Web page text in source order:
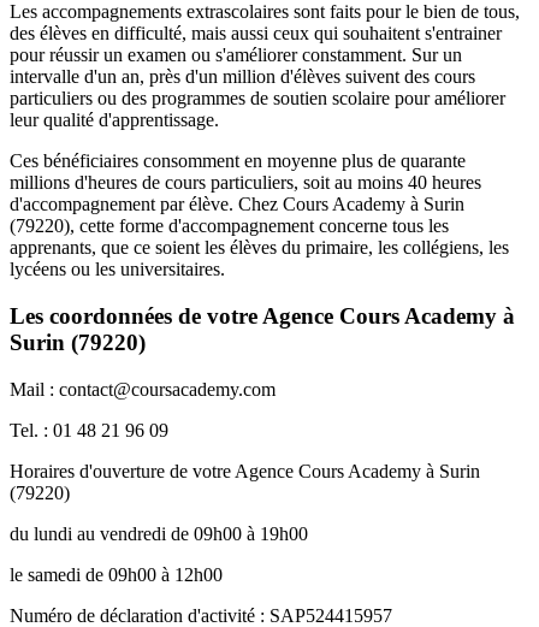
Les accompagnements extrascolaires sont faits pour le bien de tous,
des élèves en difficulté, mais aussi ceux qui souhaitent s'entrainer
pour réussir un examen ou s'améliorer constamment. Sur un
intervalle d'un an, près d'un million d'élèves suivent des cours
particuliers ou des programmes de soutien scolaire pour améliorer
leur qualité d'apprentissage.
Ces bénéficiaires consomment en moyenne plus de quarante
millions d'heures de cours particuliers, soit au moins 40 heures
d'accompagnement par élève. Chez Cours Academy à Surin
(79220), cette forme d'accompagnement concerne tous les
apprenants, que ce soient les élèves du primaire, les collégiens, les
lycéens ou les universitaires.
Les coordonnées de votre Agence Cours Academy à
Surin (79220)
Mail : contact@coursacademy.com
Tel. : 01 48 21 96 09
Horaires d'ouverture de votre Agence Cours Academy à Surin
(79220)
du lundi au vendredi de 09h00 à 19h00
le samedi de 09h00 à 12h00
Numéro de déclaration d'activité : SAP524415957